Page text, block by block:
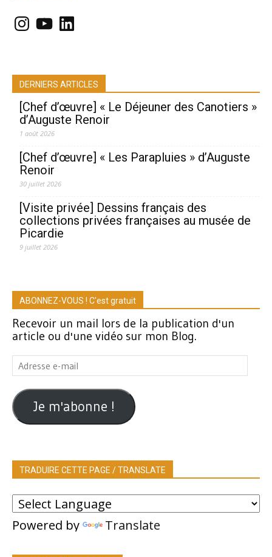
Instagram
YouTubeLinkedIn
DERNIERS ARTICLES
[Chef d’œuvre] « Le Déjeuner des Canotiers »
d’Auguste Renoir
1 août 2026
[Chef d’œuvre] « Les Parapluies » d’Auguste
Renoir
30 juillet 2026
[Visite privée] Dessins français des
collections privées françaises au musée de
Picardie
9 juillet 2026
ABONNEZ-VOUS ! C'est gratuit
Recevoir un mail lors de la publication d'un
article ou d'une vidéo sur mon Blog.
Adresse
e-
mail
Je m'abonne !
TRADUIRE CETTE PAGE / TRANSLATE
Powered by Translate